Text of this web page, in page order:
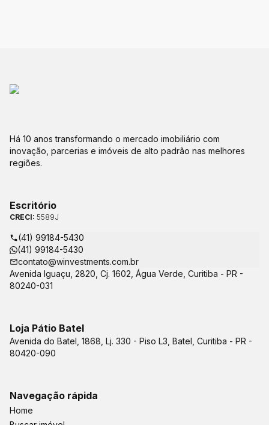
Há 10 anos transformando o mercado imobiliário com
inovação, parcerias e imóveis de alto padrão nas melhores
regiões.
Escritório
CRECI: 5589J
(41) 99184-5430
(41) 99184-5430
contato@winvestments.com.br
Avenida Iguaçu, 2820, Cj. 1602, Água Verde, Curitiba - PR -
80240-031
Loja Pátio Batel
Avenida do Batel, 1868, Lj. 330 - Piso L3, Batel, Curitiba - PR -
80420-090
Navegação rápida
Home